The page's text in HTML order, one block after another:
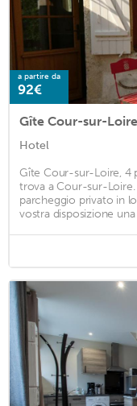
a partire da
92€
Hotel
Gîte Cour-sur-Loire, 4
trova a Cour-sur-
parcheggio privato in
vostra disposizione una